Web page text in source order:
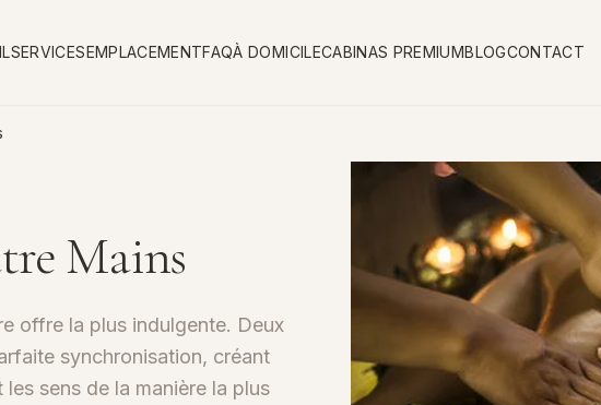
SERVICESEMPLACEMENTFAQÀ DOMICILECABINAS PREMIUMBLOGCONTACT
Mains
offre la plus indulgente. Deux
synchronisation, créant
sens de la manière la plus